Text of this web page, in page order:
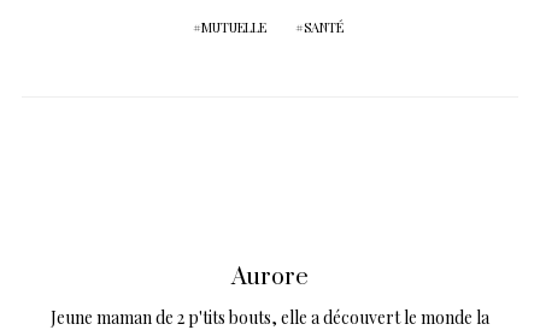
MUTUELLE SANTÉ
Aurore
Jeune maman de 2 p'tits bouts, elle a découvert le monde la